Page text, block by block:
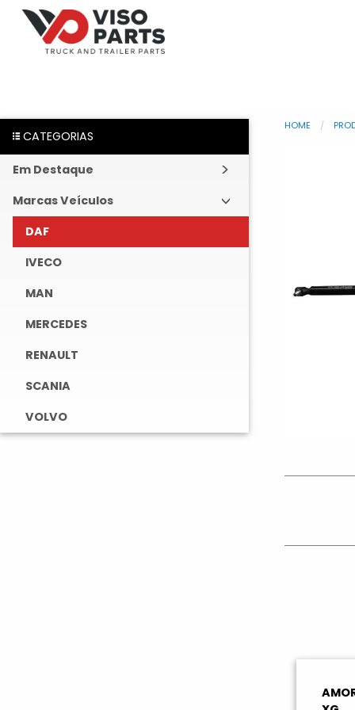
CATEGORIAS
Em Destaque
Marcas Veículos
DAF
IVECO
MAN
MERCEDES
RENAULT
SCANIA
VOLVO
HOME